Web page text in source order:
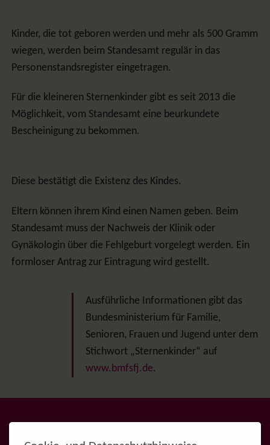
Kinder, die tot geboren werden und mehr als 500 Gramm
wiegen, werden beim Standesamt regulär in das
Personenstandsregister eingetragen.
Für die kleineren Sternenkinder gibt es seit 2013 die
Möglichkeit, vom Standesamt eine beurkundete
Bescheinigung zu bekommen.
Diese bestätigt die Existenz des Kindes.
Eltern können ihrem Kind einen Namen geben. Beim
Standesamt muss der Nachweis der Klinik oder
Gynäkologin über die Fehlgeburt vorgelegt werden. Ein
formloser Antrag zur Eintragung wird gestellt.
Ausführliche Informationen gibt das
Bundesministerium für Familie,
Senioren, Frauen und Jugend unter dem
Stichwort „Sternenkinder“ auf
www.bmfsfj.de.